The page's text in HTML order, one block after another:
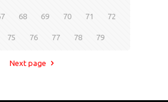
68 69 70 71 72
75 76 77 78 79
Next page